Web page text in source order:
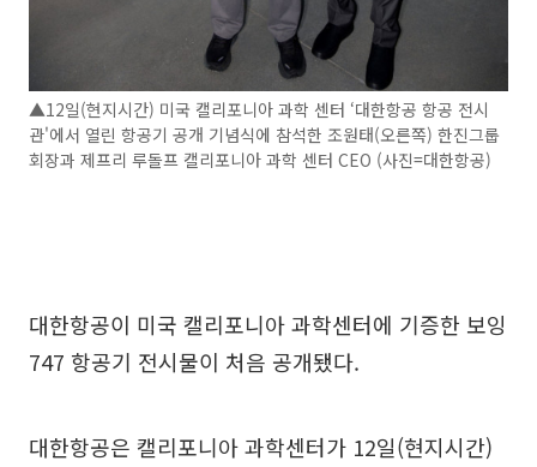
▲12일(현지시간) 미국 캘리포니아 과학 센터 ‘대한항공 항공 전시
관'에서 열린 항공기 공개 기념식에 참석한 조원태(오른쪽) 한진그룹
회장과 제프리 루돌프 캘리포니아 과학 센터 CEO (사진=대한항공)
대한항공이 미국 캘리포니아 과학센터에 기증한 보잉
747 항공기 전시물이 처음 공개됐다.
대한항공은 캘리포니아 과학센터가 12일(현지시간)